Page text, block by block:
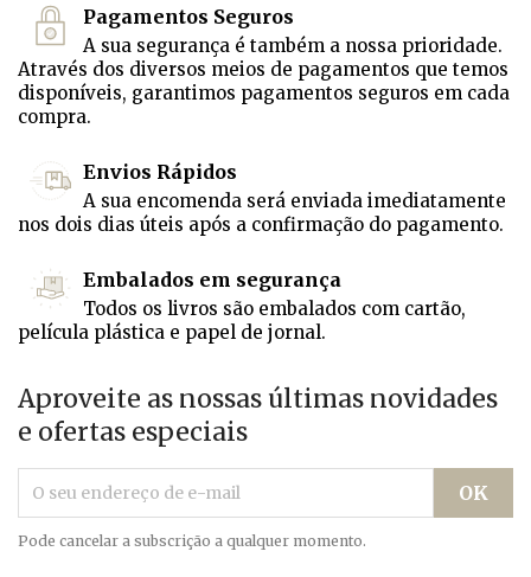
Pagamentos Seguros
A sua segurança é também a nossa prioridade.
Através dos diversos meios de pagamentos que temos
disponíveis, garantimos pagamentos seguros em cada
compra.
Envios Rápidos
A sua encomenda será enviada imediatamente
nos dois dias úteis após a confirmação do pagamento.
Embalados em segurança
Todos os livros são embalados com cartão,
película plástica e papel de jornal.
Aproveite as nossas últimas novidades
e ofertas especiais
Pode cancelar a subscrição a qualquer momento.